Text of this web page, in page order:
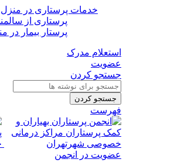
خدمات پرستاری در منزل
پرستاری از
پرستار بیمار در
استعلام مدرک
عضویت
جستجو کردن
جستجو کردن
فهرست
عضویت در انجمن